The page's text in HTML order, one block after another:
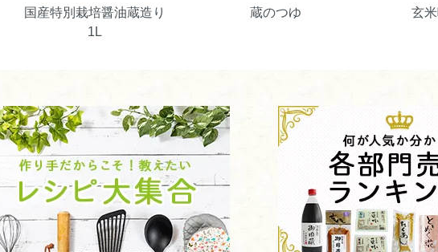
うまかだしは、我が家の必需品です。
家族みんなのお気に入りのだしです❣️
ショップからのコメント
うまかだし、ご愛顧いただき誠にありがとうございます。
とてもかわいいエピソード、癒されました！
これからも、変わらぬ美味しさ・品質をお届けできるよう努めて参
国産特別栽培醤油蔵造り
1L
蔵のつゆ 玄